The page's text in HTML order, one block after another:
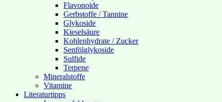
Flavonoide
Gerbstoffe / Tannine
Glykoside
Kieselsäure
Kohlenhydrate / Zucker
Senfölglykoside
Sulfide
Terpene
Mineralstoffe
Vitamine
Literaturtipps